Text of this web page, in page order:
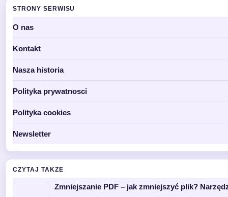
STRONY SERWISU
O nas
Kontakt
Nasza historia
Polityka prywatnosci
Polityka cookies
Newsletter
CZYTAJ TAKZE
Zmniejszanie PDF – jak zmniejszyć plik?